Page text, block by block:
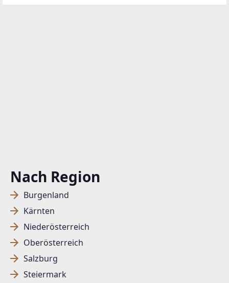
Nach Region
Burgenland
Kärnten
Niederösterreich
Oberösterreich
Salzburg
Steiermark